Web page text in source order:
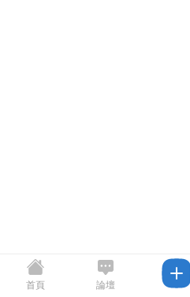
首頁 論壇